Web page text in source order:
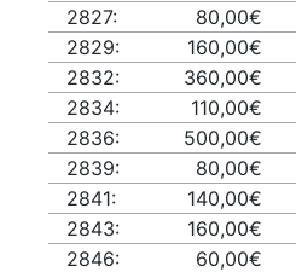
2827:
80,00€
2829:
160,00€
2832:
360,00€
2834:
110,00€
2836:
500,00€
2839:
80,00€
2841:
140,00€
2843:
160,00€
2846:
60,00€